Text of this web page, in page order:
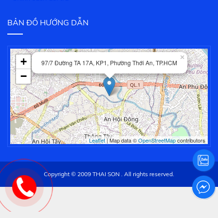
BẢN ĐỒ HƯỚNG DẪN
97/7 Đường TA 17A, KP1, Phường Thới An, TP.HCM
×
+
−
Leaflet| Map data ©OpenStreetMapcontributors
Copyright © 2009 THAI SON . All rights reserved.